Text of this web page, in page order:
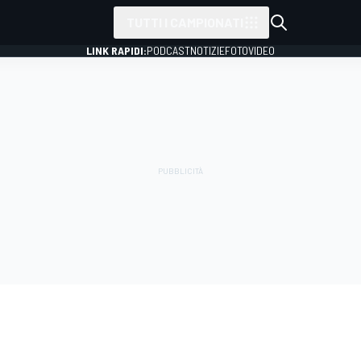
LINK RAPIDI:PODCASTNOTIZIEFOTOVIDEO